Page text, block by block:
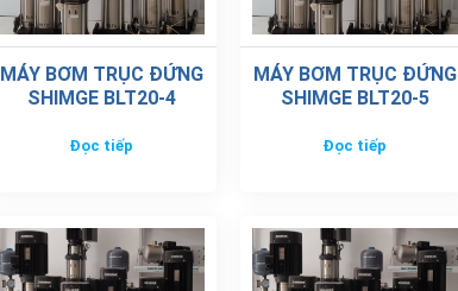
MÁY BƠM TRỤC ĐỨNG
SHIMGE BLT20-4
Đọc tiếp
MÁY BƠM TRỤC ĐỨNG
SHIMGE BLT20-5
Đọc tiếp